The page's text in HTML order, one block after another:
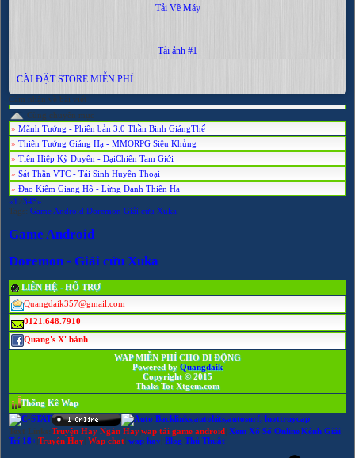
Tải Về Máy
Tải ảnh #1
CÀI ĐẶT STORE MIỄN PHÍ
Cảm nhận về bài viết
Cùng chuyên mục
» Mãnh Tướng - Phiên bản 3.0 Thần Binh GiángThế
» Thiên Tướng Giáng Hạ - MMORPG Siêu Khủng
» Tiên Hiệp Kỳ Duyên - ĐạiChiến Tam Giới
» Sát Thần VTC - Tái Sinh Huyền Thoại
» Đao Kiếm Giang Hồ - Lừng Danh Thiên Hạ
«1 2345»
Tags: Game Android Doremon Giải cứu Xuka
Game Android
Doremon - Giải cứu Xuka
LIÊN HỆ - HỖ TRỢ
Quangdaik357@gmail.com
0121.648.7910
Quang's X' bảnh
WAP MIỄN PHÍ CHO DI ĐỘNG
Powered byQuangdaik
Copyright © 2015
Thaks To: Xtgem.com
Thống Kê Wap
Text Links:Truyện Hay Ngắn Hay|wap tải game android| Xem Xổ Số Online|Kênh Giải
Trí 18+|Truyện Hay| Wap chat| wap hay| Blog Thủ Thuật